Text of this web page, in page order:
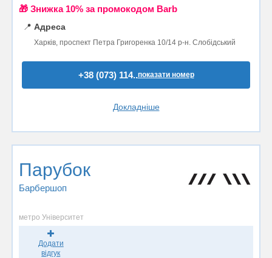
🎁 Знижка 10% за промокодом Barb
📍 Адреса
Харків, проспект Петра Григоренка 10/14 р-н. Слобідський
+38 (073) 114..показати номер
Докладніше
Парубок
Барбершоп
метро Університет
Додати
відгук